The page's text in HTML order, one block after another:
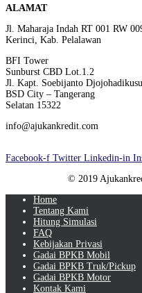
ALAMAT
Jl. Maharaja Indah RT 001 RW
Kerinci, Kab. Pelalawan
BFI Tower
Sunburst CBD Lot.1.2
Jl. Kapt. Soebijanto
BSD City – Tangerang
Selatan 15322
info@ajukankredit.com
Facebook-f Twitter Linkedin-in
© 2019
Home
Tentang Kami
Hitung Simulasi
FAQ
Kebijakan Privasi
Gadai BPKB Mobil
Gadai BPKB Truk/Pickup
Gadai BPKB Motor
Kontak Kami